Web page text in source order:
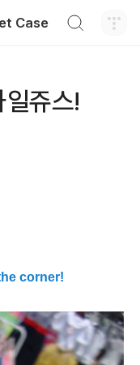
Case
쥬스!
corner!